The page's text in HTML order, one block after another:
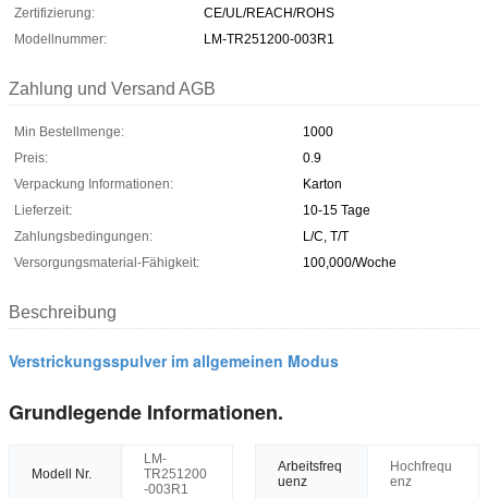
Zertifizierung:
CE/UL/REACH/ROHS
Modellnummer:
LM-TR251200-003R1
Zahlung und Versand AGB
Min Bestellmenge:
1000
Preis:
0.9
Verpackung Informationen:
Karton
Lieferzeit:
10-15 Tage
Zahlungsbedingungen:
L/C, T/T
Versorgungsmaterial-Fähigkeit:
100,000/Woche
Beschreibung
Verstrickungsspulver im allgemeinen Modus
Grundlegende Informationen.
Modell Nr.
LM-
TR251200
-003R1
Arbeitsfreq
uenz
Hochfrequ
enz